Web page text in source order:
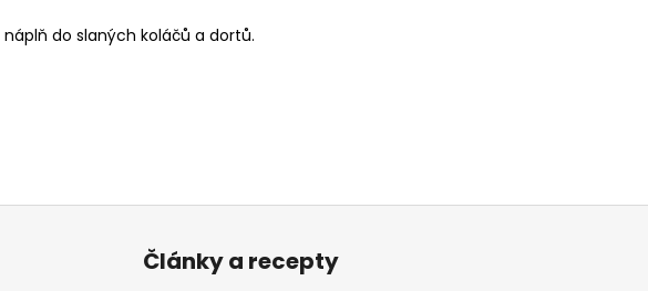
do slaných koláčů a dortů.
Články a recepty